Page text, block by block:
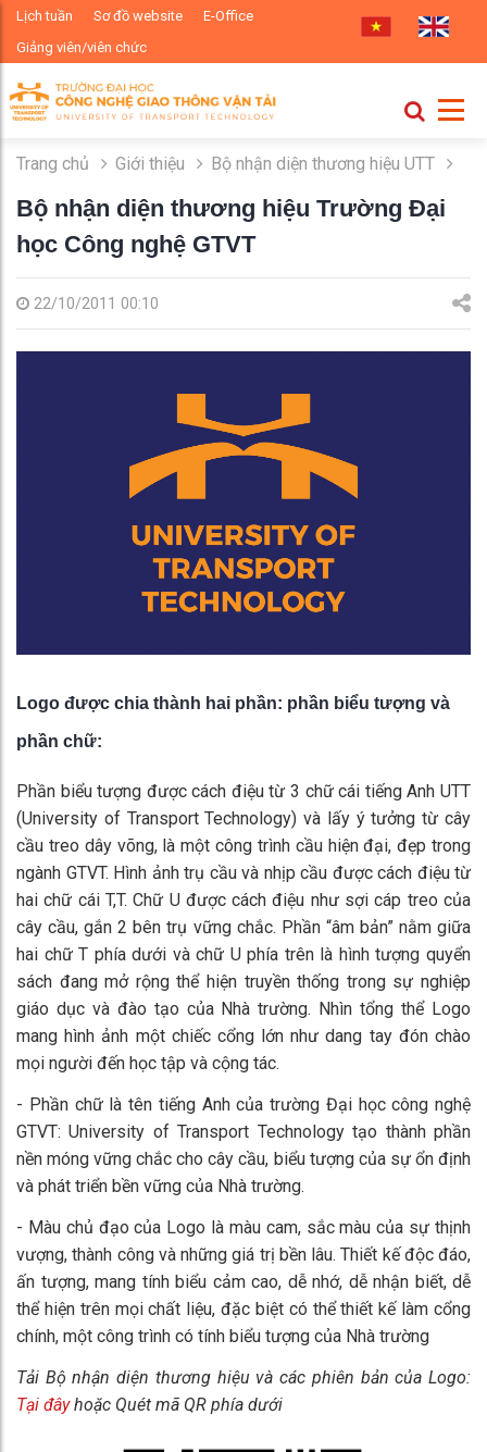
Lịch tuần Sơ đồ website
E-Office
Giảng viên/viên chức
Trang chủ Giới thiệu Bộ nhận diện thương hiệu UTT
Bộ nhận diện thương hiệu Trường Đại
học Công nghệ GTVT
22/10/2011 00:10
Logo được chia thành hai phần: phần biểu tượng và
phần chữ:
Phần biểu tượng được cách điệu từ 3 chữ cái tiếng Anh UTT
(University of Transport Technology) và lấy ý tưởng từ cây
cầu treo dây võng, là một công trình cầu hiện đại, đẹp trong
ngành GTVT. Hình ảnh trụ cầu và nhịp cầu được cách điệu từ
hai chữ cái T,T. Chữ U được cách điệu như sợi cáp treo của
cây cầu, gắn 2 bên trụ vững chắc. Phần “âm bản” nằm giữa
hai chữ T phía dưới và chữ U phía trên là hình tượng quyển
sách đang mở rộng thể hiện truyền thống trong sự nghiệp
giáo dục và đào tạo của Nhà trường. Nhìn tổng thể Logo
mang hình ảnh một chiếc cổng lớn như dang tay đón chào
mọi người đến học tập và cộng tác.
- Phần chữ là tên tiếng Anh của trường Đại học công nghệ
GTVT: University of Transport Technology tạo thành phần
nền móng vững chắc cho cây cầu, biểu tượng của sự ổn định
và phát triển bền vững của Nhà trường.
- Màu chủ đạo của Logo là màu cam, sắc màu của sự thịnh
vượng, thành công và những giá trị bền lâu. Thiết kế độc đáo,
ấn tượng, mang tính biểu cảm cao, dễ nhớ, dễ nhận biết, dễ
thể hiện trên mọi chất liệu, đặc biệt có thể thiết kế làm cổng
chính, một công trình có tính biểu tượng của Nhà trường
Tải Bộ nhận diện thương hiệu và các phiên bản của Logo:
Tại đâyhoặc Quét mã QR phía dưới